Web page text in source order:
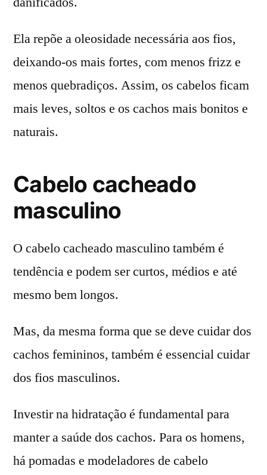
Ela repõe a oleosidade necessária aos fios,
deixando-os mais fortes, com menos frizz e
menos quebradiços. Assim, os cabelos ficam
mais leves, soltos e os cachos mais bonitos e
naturais.
Cabelo cacheado
masculino
O cabelo cacheado masculino também é
tendência e podem ser curtos, médios e até
mesmo bem longos.
Mas, da mesma forma que se deve cuidar dos
cachos femininos, também é essencial cuidar
dos fios masculinos.
Investir na hidratação é fundamental para
manter a saúde dos cachos. Para os homens,
há pomadas e modeladores de cabelo